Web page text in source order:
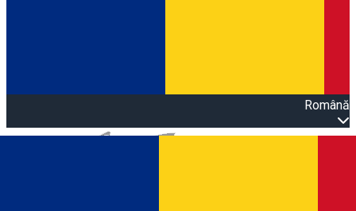
Română